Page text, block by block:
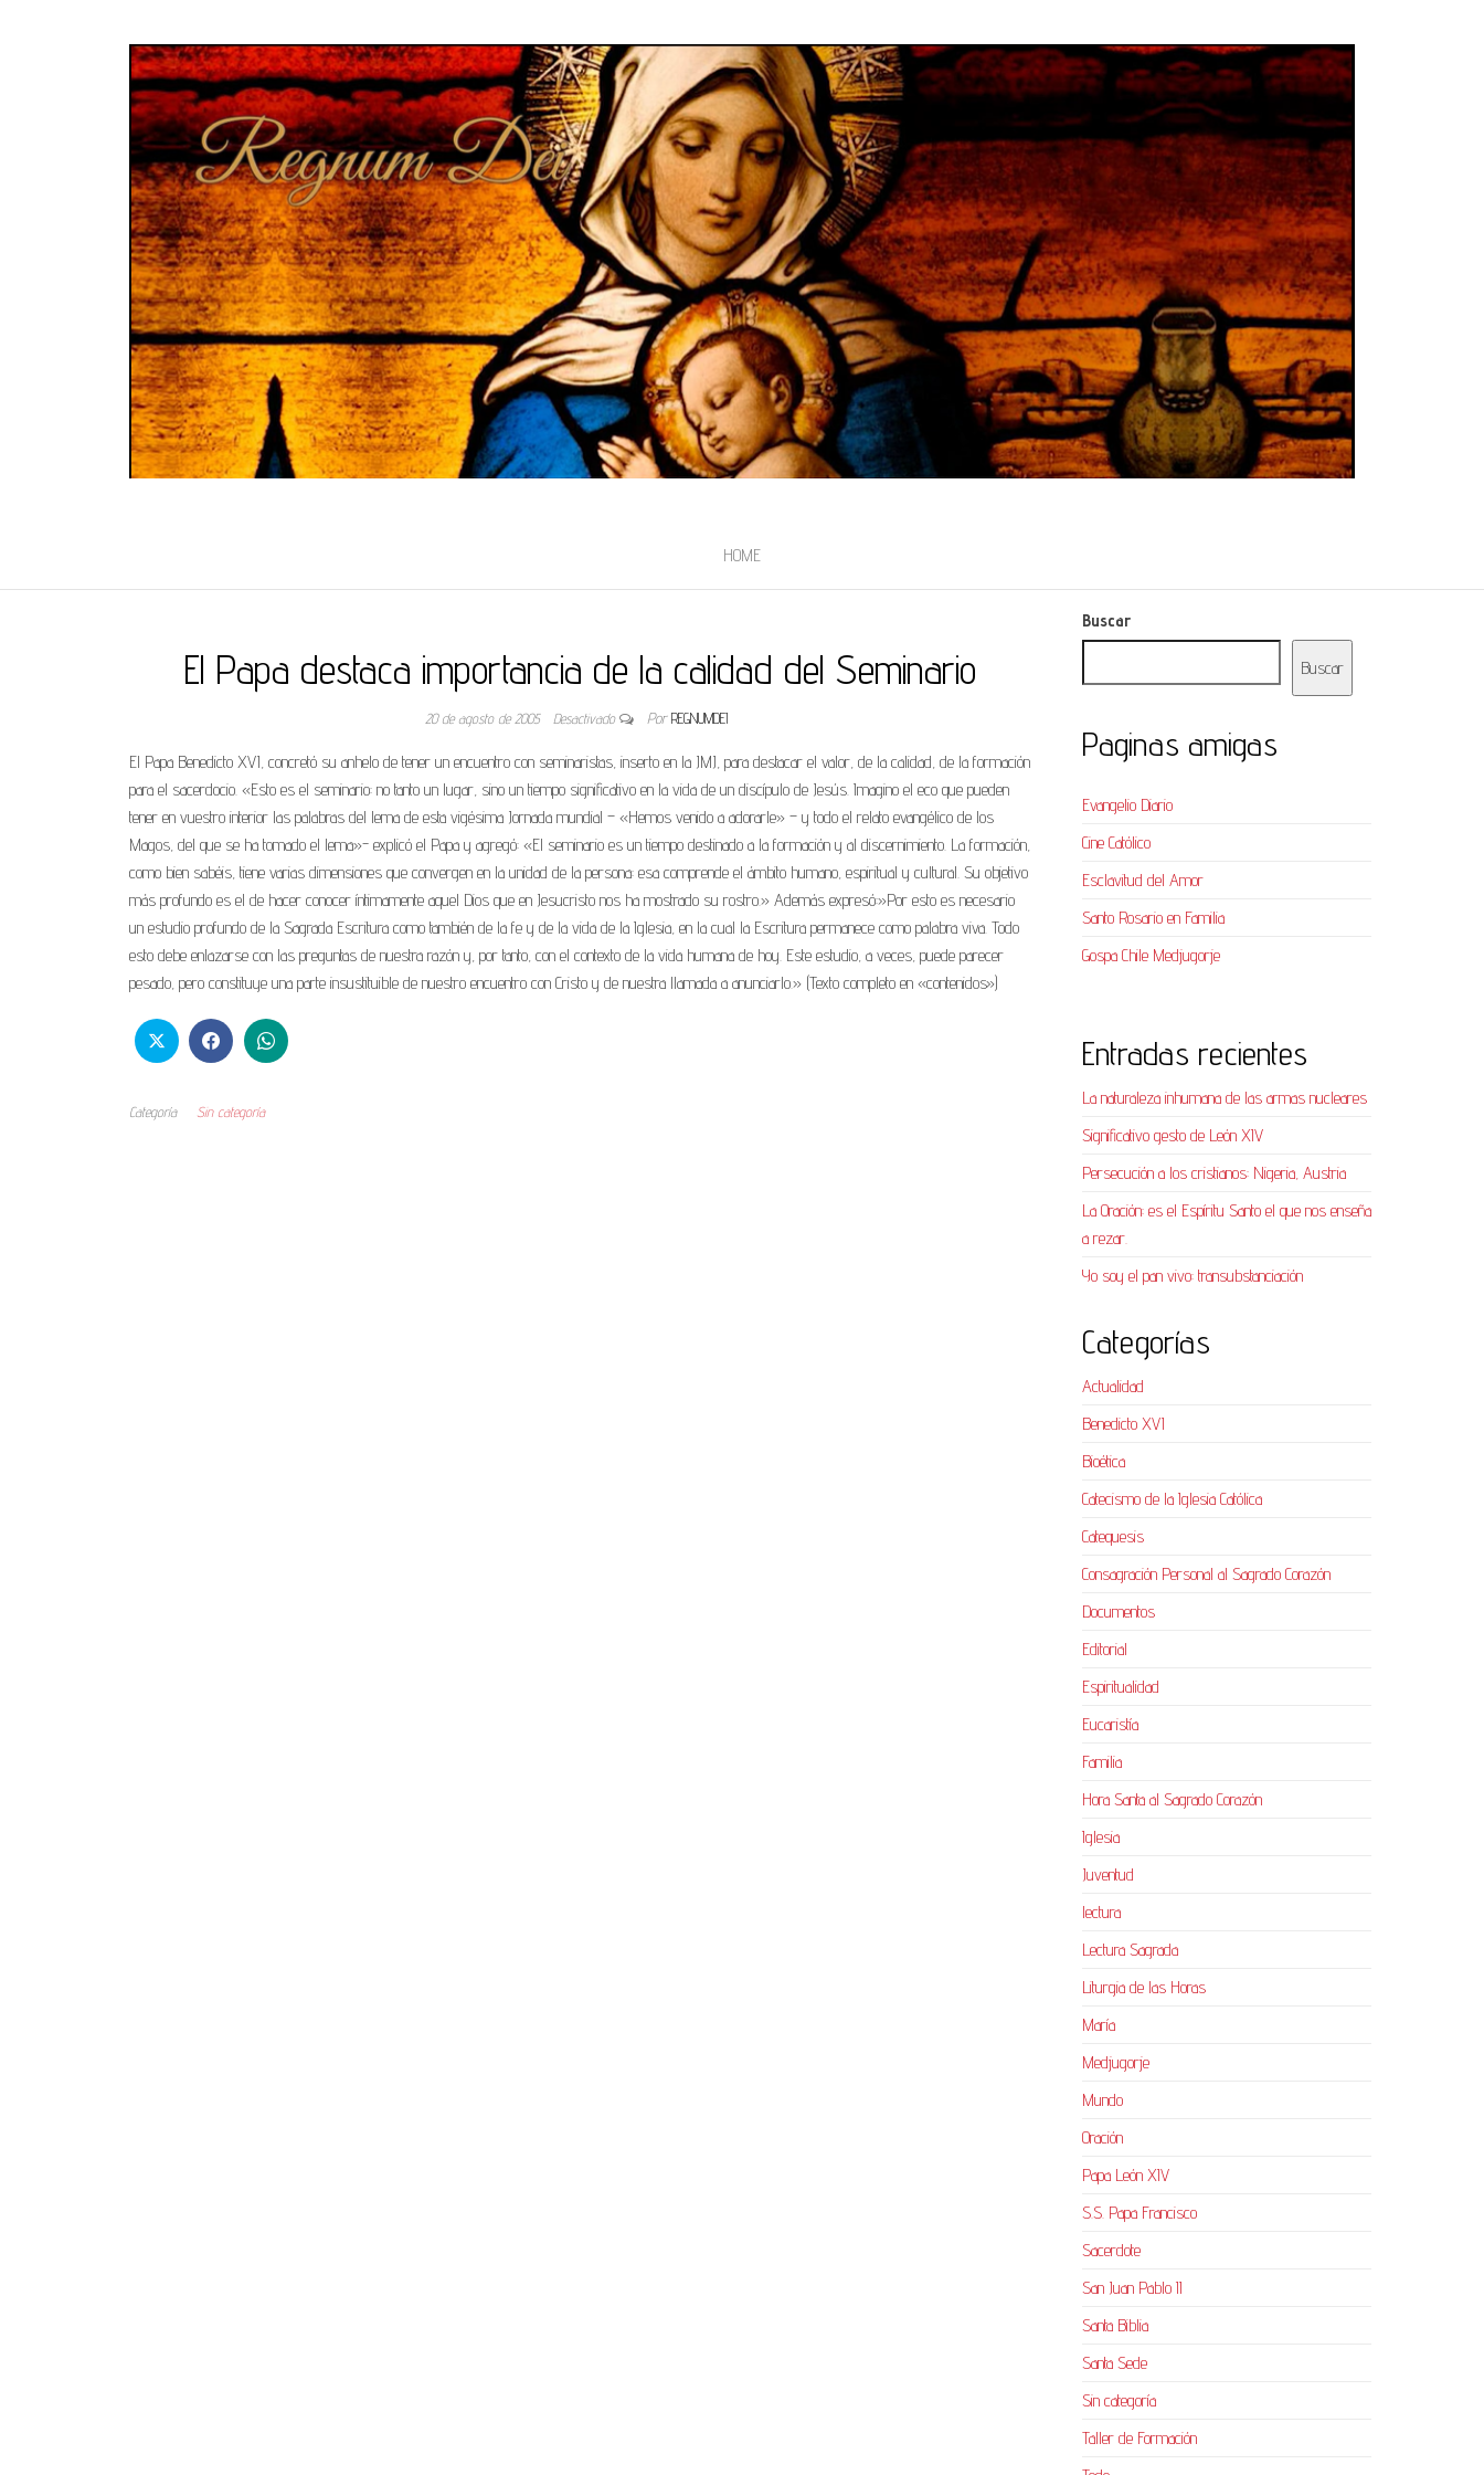
HOME
El Papa destaca importancia de la calidad del Seminario
20 de agosto de 2005 Desactivado Por REGNUMDEI
El Papa Benedicto XVI, concretó su anhelo de tener un encuentro con seminaristas, inserto en la JMJ, para destacar el valor, de la calidad, de la formación
para el sacerdocio. «Esto es el seminario: no tanto un lugar, sino un tiempo significativo en la vida de un discípulo de Jesús. Imagino el eco que pueden
tener en vuestro interior las palabras del lema de esta vigésima Jornada mundial – «Hemos venido a adorarle» – y todo el relato evangélico de los
Magos, del que se ha tomado el lema»- explicó el Papa y agregó: «El seminario es un tiempo destinado a la formación y al discernimiento. La formación,
como bien sabéis, tiene varias dimensiones que convergen en la unidad de la persona: esa comprende el ámbito humano, espiritual y cultural. Su objetivo
más profundo es el de hacer conocer íntimamente aquel Dios que en Jesucristo nos ha mostrado su rostro.» Además expresó:»Por esto es necesario
un estudio profundo de la Sagrada Escritura como también de la fe y de la vida de la Iglesia, en la cual la Escritura permanece como palabra viva. Todo
esto debe enlazarse con las preguntas de nuestra razón y, por tanto, con el contexto de la vida humana de hoy. Este estudio, a veces, puede parecer
pesado, pero constituye una parte insustituible de nuestro encuentro con Cristo y de nuestra llamada a anunciarlo.» (Texto completo en «contenidos»)
Categoría Sin categoría
Buscar
Buscar
Paginas amigas
Evangelio Diario
Cine Católico
Esclavitud del Amor
Santo Rosario en Familia
Gospa Chile Medjugorje
Entradas recientes
La naturaleza inhumana de las armas nucleares
Significativo gesto de León XIV
Persecución a los cristianos: Nigeria, Austria
La Oración: es el Espíritu Santo el que nos enseña
a rezar.
Yo soy el pan vivo: transubstanciación
Categorías
Actualidad
Benedicto XVI
Bioética
Catecismo de la Iglesia Católica
Catequesis
Consagración Personal al Sagrado Corazón
Documentos
Editorial
Espiritualidad
Eucaristía
Familia
Hora Santa al Sagrado Corazón
Iglesia
Juventud
lectura
Lectura Sagrada
Liturgia de las Horas
María
Medjugorje
Mundo
Oración
Papa León XIV
S.S. Papa Francisco
Sacerdote
San Juan Pablo II
Santa Biblia
Santa Sede
Sin categoría
Taller de Formación